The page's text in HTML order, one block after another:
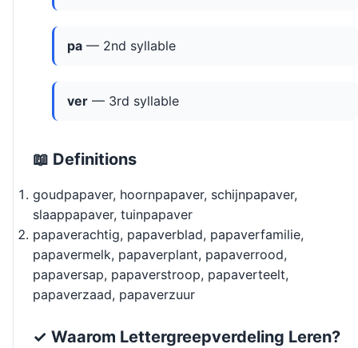
pa — 2nd syllable
ver — 3rd syllable
📖 Definitions
goudpapaver, hoornpapaver, schijnpapaver,
slaappapaver, tuinpapaver
papaverachtig, papaverblad, papaverfamilie,
papavermelk, papaverplant, papaverrood,
papaversap, papaverstroop, papaverteelt,
papaverzaad, papaverzuur
✓ Waarom Lettergreepverdeling Leren?